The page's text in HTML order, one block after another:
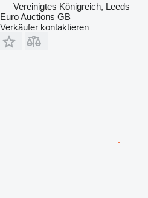
Vereinigtes Königreich, Leeds
Euro Auctions GB
Verkäufer kontaktieren